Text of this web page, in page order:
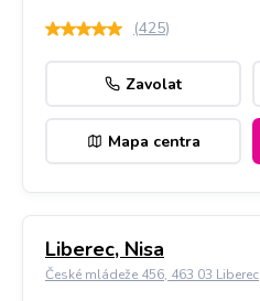
(425)
Zavolat
Mapa centra
Liberec, Nisa
České mládeže 456, 463 03 Liberec